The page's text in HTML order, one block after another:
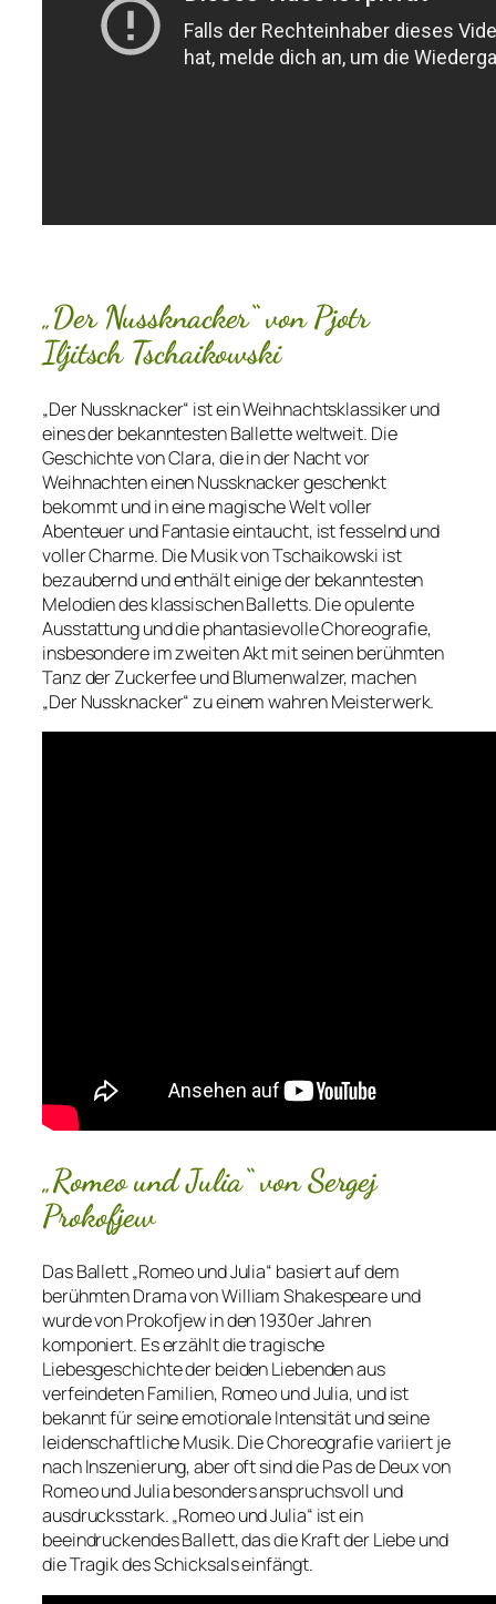
„Der Nussknacker“ von Pjotr
Iljitsch Tschaikowski
„Der Nussknacker“ ist ein Weihnachtsklassiker und
eines der bekanntesten Ballette weltweit. Die
Geschichte von Clara, die in der Nacht vor
Weihnachten einen Nussknacker geschenkt
bekommt und in eine magische Welt voller
Abenteuer und Fantasie eintaucht, ist fesselnd und
voller Charme. Die Musik von Tschaikowski ist
bezaubernd und enthält einige der bekanntesten
Melodien des klassischen Balletts. Die opulente
Ausstattung und die phantasievolle Choreografie,
insbesondere im zweiten Akt mit seinen berühmten
Tanz der Zuckerfee und Blumenwalzer, machen
„Der Nussknacker“ zu einem wahren Meisterwerk.
„Romeo und Julia“ von Sergej
Prokofjew
Das Ballett „Romeo und Julia“ basiert auf dem
berühmten Drama von William Shakespeare und
wurde von Prokofjew in den 1930er Jahren
komponiert. Es erzählt die tragische
Liebesgeschichte der beiden Liebenden aus
verfeindeten Familien, Romeo und Julia, und ist
bekannt für seine emotionale Intensität und seine
leidenschaftliche Musik. Die Choreografie variiert je
nach Inszenierung, aber oft sind die Pas de Deux von
Romeo und Julia besonders anspruchsvoll und
ausdrucksstark. „Romeo und Julia“ ist ein
beeindruckendes Ballett, das die Kraft der Liebe und
die Tragik des Schicksals einfängt.